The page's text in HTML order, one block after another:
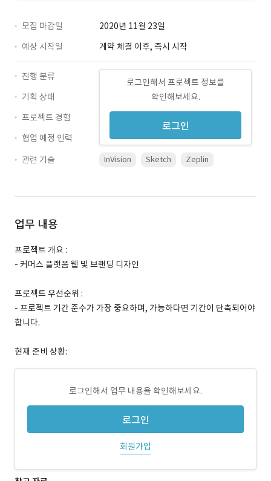
모집 마감일
2020년 11월 23일
예상 시작일
계약 체결 이후, 즉시 시작
로그인해서 프로젝트 정보를
확인해보세요.
로그인
진행 분류
기획 상태
프로젝트 경험
협업 예정 인력
관련 기술
InVision Sketch Zeplin
업무 내용
프로젝트 개요 :
- 커머스 플랫폼 웹 및 브랜딩 디자인
프로젝트 우선순위 :
- 프로젝트 기간 준수가 가장 중요하며, 가능하다면 기간이 단축되어야
합니다.
현재 준비 상황:
로그인해서 업무 내용을 확인해보세요.
로그인
회원가입